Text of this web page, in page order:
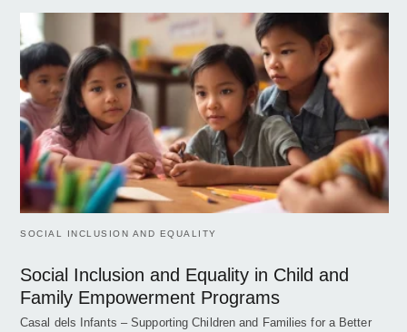
SOCIAL INCLUSION AND EQUALITY
Social Inclusion and Equality in Child and
Family Empowerment Programs
Casal dels Infants – Supporting Children and Families for a Better